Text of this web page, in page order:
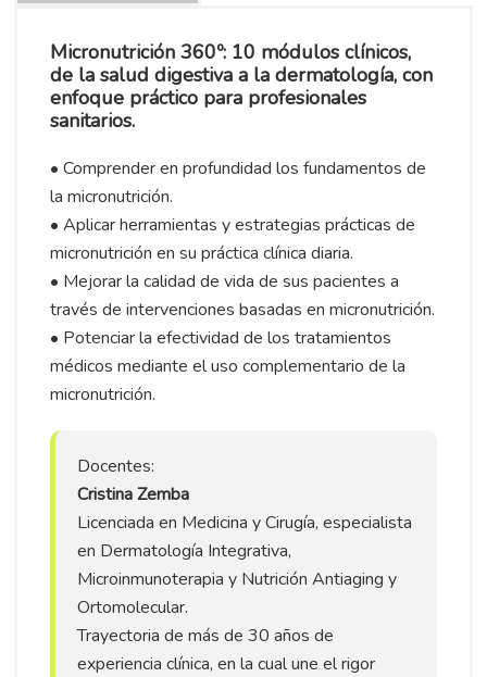
Micronutrición 360º: 10 módulos clínicos,
de la salud digestiva a la dermatología, con
enfoque práctico para profesionales
sanitarios.
• Comprender en profundidad los fundamentos de
la micronutrición.
• Aplicar herramientas y estrategias prácticas de
micronutrición en su práctica clínica diaria.
• Mejorar la calidad de vida de sus pacientes a
través de intervenciones basadas en micronutrición.
• Potenciar la efectividad de los tratamientos
médicos mediante el uso complementario de la
micronutrición.
Docentes:
Cristina Zemba
Licenciada en Medicina y Cirugía, especialista
en Dermatología Integrativa,
Microinmunoterapia y Nutrición Antiaging y
Ortomolecular.
Trayectoria de más de 30 años de
experiencia clínica, en la cual une el rigor